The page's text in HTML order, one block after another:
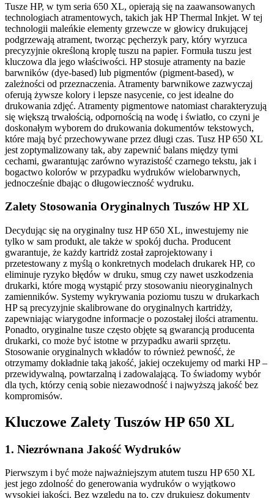
Tusze HP, w tym seria 650 XL, opierają się na zaawansowanych
technologiach atramentowych, takich jak HP Thermal Inkjet. W tej
technologii maleńkie elementy grzewcze w głowicy drukującej
podgrzewają atrament, tworząc pęcherzyk pary, który wyrzuca
precyzyjnie określoną kroplę tuszu na papier. Formuła tuszu jest
kluczowa dla jego właściwości. HP stosuje atramenty na bazie
barwników (dye-based) lub pigmentów (pigment-based), w
zależności od przeznaczenia. Atramenty barwnikowe zazwyczaj
oferują żywsze kolory i lepsze nasycenie, co jest idealne do
drukowania zdjęć. Atramenty pigmentowe natomiast charakteryzują
się większą trwałością, odpornością na wodę i światło, co czyni je
doskonałym wyborem do drukowania dokumentów tekstowych,
które mają być przechowywane przez długi czas. Tusz HP 650 XL
jest zoptymalizowany tak, aby zapewnić balans między tymi
cechami, gwarantując zarówno wyrazistość czarnego tekstu, jak i
bogactwo kolorów w przypadku wydruków wielobarwnych,
jednocześnie dbając o długowieczność wydruku.
Zalety Stosowania Oryginalnych Tuszów HP XL
Decydując się na oryginalny tusz HP 650 XL, inwestujemy nie
tylko w sam produkt, ale także w spokój ducha. Producent
gwarantuje, że każdy kartridż został zaprojektowany i
przetestowany z myślą o konkretnych modelach drukarek HP, co
eliminuje ryzyko błędów w druku, smug czy nawet uszkodzenia
drukarki, które mogą wystąpić przy stosowaniu nieoryginalnych
zamienników. Systemy wykrywania poziomu tuszu w drukarkach
HP są precyzyjnie skalibrowane do oryginalnych kartridży,
zapewniając wiarygodne informacje o pozostałej ilości atramentu.
Ponadto, oryginalne tusze często objęte są gwarancją producenta
drukarki, co może być istotne w przypadku awarii sprzętu.
Stosowanie oryginalnych wkładów to również pewność, że
otrzymamy dokładnie taką jakość, jakiej oczekujemy od marki HP –
przewidywalną, powtarzalną i zadowalającą. To świadomy wybór
dla tych, którzy cenią sobie niezawodność i najwyższą jakość bez
kompromisów.
Kluczowe Zalety Tuszów HP 650 XL
1. Niezrównana Jakość Wydruków
Pierwszym i być może najważniejszym atutem tuszu HP 650 XL
jest jego zdolność do generowania wydruków o wyjątkowo
wysokiej jakości. Bez względu na to, czy drukujesz dokumenty